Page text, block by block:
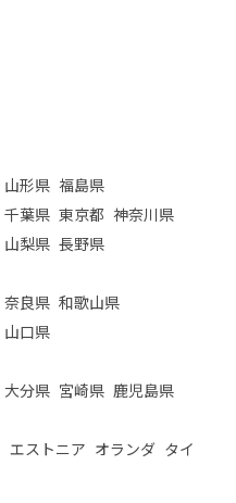
山形県 福島県
千葉県 東京都 神奈川県
山梨県 長野県
奈良県 和歌山県
山口県
大分県 宮崎県 鹿児島県
エストニア オランダ タイ